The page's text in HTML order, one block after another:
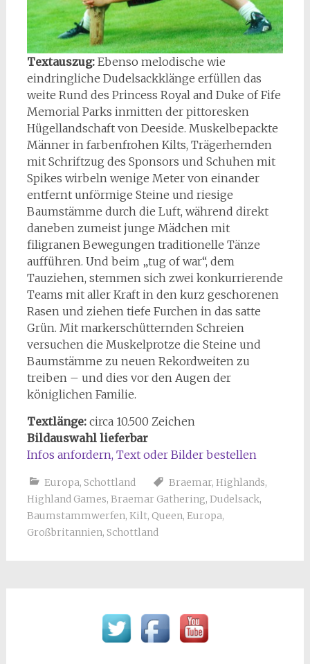
Textauszug: Ebenso melodische wie
eindringliche Dudelsackklänge erfüllen das
weite Rund des Princess Royal and Duke of Fife
Memorial Parks inmitten der pittoresken
Hügellandschaft von Deeside. Muskelbepackte
Männer in farbenfrohen Kilts, Trägerhemden
mit Schriftzug des Sponsors und Schuhen mit
Spikes wirbeln wenige Meter von einander
entfernt unförmige Steine und riesige
Baumstämme durch die Luft, während direkt
daneben zumeist junge Mädchen mit
filigranen Bewegungen traditionelle Tänze
aufführen. Und beim „tug of war“, dem
Tauziehen, stemmen sich zwei konkurrierende
Teams mit aller Kraft in den kurz geschorenen
Rasen und ziehen tiefe Furchen in das satte
Grün. Mit markerschütternden Schreien
versuchen die Muskelprotze die Steine und
Baumstämme zu neuen Rekordweiten zu
treiben – und dies vor den Augen der
königlichen Familie.
Textlänge:circa 10.500 Zeichen
Bildauswahl lieferbar
Infos anfordern, Text oder Bilder bestellen
Europa, Schottland Braemar, Highlands,
Highland Games, Braemar Gathering, Dudelsack,
Baumstammwerfen, Kilt, Queen, Europa,
Großbritannien, Schottland